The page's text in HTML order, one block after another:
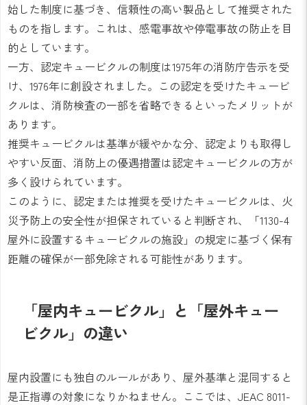
始した制度に基づき、信頼性の高い製品として推奨された
ものを指します。これは、感電事故や停電事故の防止を目
的としています。
一方、認定キュービクルの制度は1975年の消防庁告示を受
け、1976年に創設されました。この認定を受けたキュービ
クルは、消防検査の一部を省略できるといったメリットが
あります。
推奨キュービクルは基準が緩やかな分、認定よりも取得し
やすい反面、消防上の優遇措置は認定キュービクルの方が
多く設けられています。
このように、認定または推奨を受けたキュービクルは、火
災予防上の安全性が担保されていると判断され、「1130-4
屋外に設置するキュービクルの施設」の規定に基づく保有
距離の確保が一部免除される可能性があります。
「屋内キュービクル」と「屋外キュー
ビクル」の違い
屋内設置にも独自のルールがあり、屋外基準と混同すると
是正指導の対象になりかねません。ここでは、JEAC 8011-